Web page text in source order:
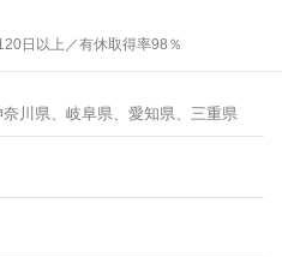
日以上／有休取得率98％
川県、岐阜県、愛知県、三重県